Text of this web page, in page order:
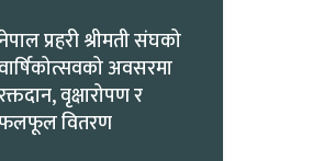
प्रहरी श्रीमती संघको
अवसरमा
वृक्षारोपण र
वितरण